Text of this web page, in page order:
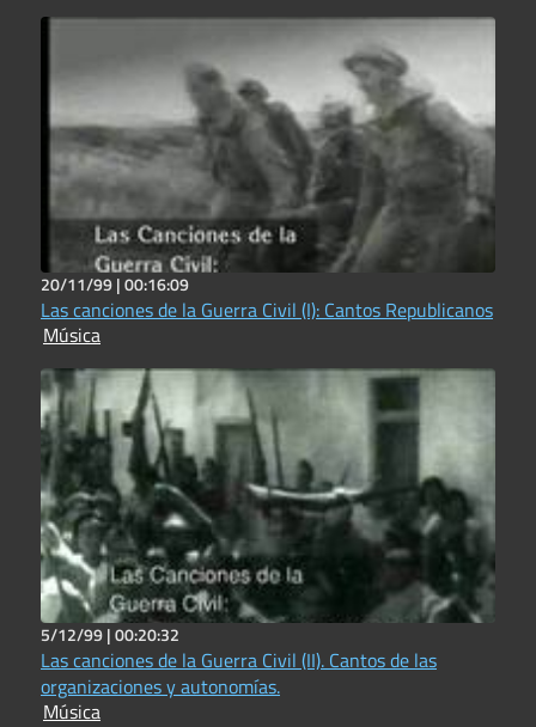
20/11/99 |00:16:09
Las canciones de la Guerra Civil (I): Cantos Republicanos
Música
5/12/99 |00:20:32
Las canciones de la Guerra Civil (II). Cantos de las
organizaciones y autonomías.
Música